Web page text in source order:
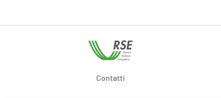
Contatti